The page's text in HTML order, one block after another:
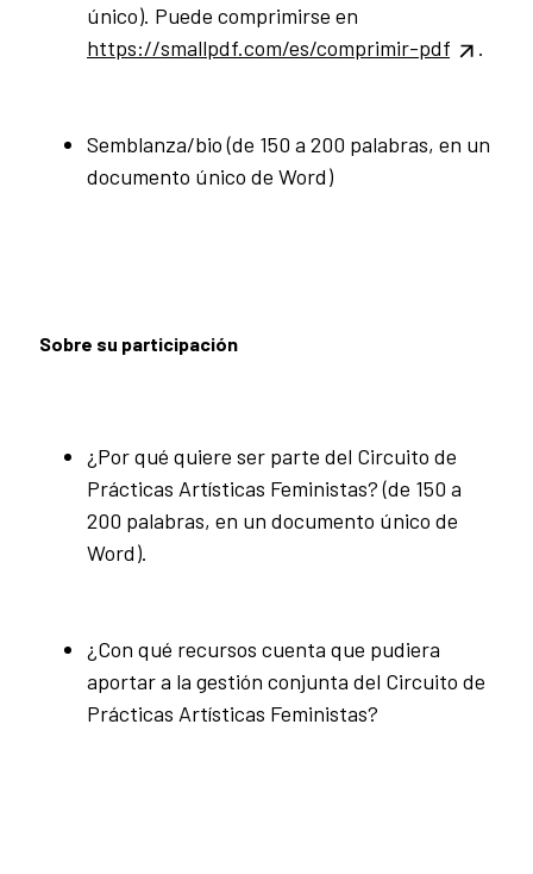
único). Puede comprimirse en
https://smallpdf.com/es/comprimir-pdf
.
Semblanza/bio (de 150 a 200 palabras, en un
documento único de Word)
Sobre su participación
¿Por qué quiere ser parte del Circuito de
Prácticas Artísticas Feministas? (de 150 a
200 palabras, en un documento único de
Word).
¿Con qué recursos cuenta que pudiera
aportar a la gestión conjunta del Circuito de
Prácticas Artísticas Feministas?